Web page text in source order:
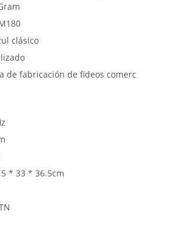
clásico
de fabricación de fideos comerc
* 33 * 36.5cm